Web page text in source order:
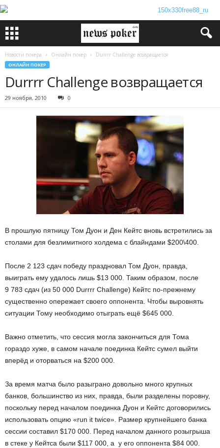
Новости покера Онлайн покер Durrrr Challenge возвращается
ОНЛАЙН ПОКЕР
Durrrr Challenge возвращается
29 ноября, 2010 0
В прошлую пятницу Том Дуон и Ден Кейтс вновь встретились за
столами для безлимитного холдема с блайндами $200\400.
После 2 123 сдач победу праздновал Том Дуон, правда,
выиграть ему удалось лишь $13 000. Таким образом, после
9 783 сдач (из 50 000 Durrrr Challenge) Кейтс по-прежнему
существенно опережает своего оппонента. Чтобы выровнять
ситуации Тому необходимо отыграть ещё $645 000.
Важно отметить, что сессия могла закончиться для Тома
гораздо хуже, в самом начале поединка Кейтс сумел выйти
вперёд и оторваться на $200 000.
За время матча было разыграно довольно много крупных
банков, большинство из них, правда, были разделены поровну,
поскольку перед началом поединка Дуон и Кейтс договорились
использовать опцию «run it twice». Размер крупнейшего банка
сессии составил $170 000. Перед началом данного розыгрыша
в стеке у Кейтса были $117 000, а у его оппонента $84 000.